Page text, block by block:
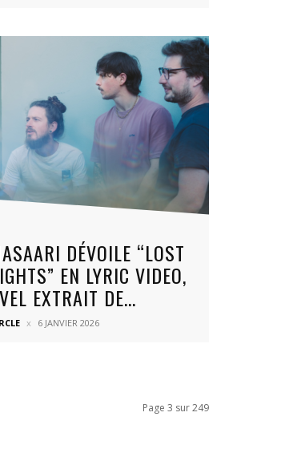
DÉVOILE “LOST
EN LYRIC VIDEO,
EXTRAIT DE...
6 JANVIER 2026
Page 3 sur 249